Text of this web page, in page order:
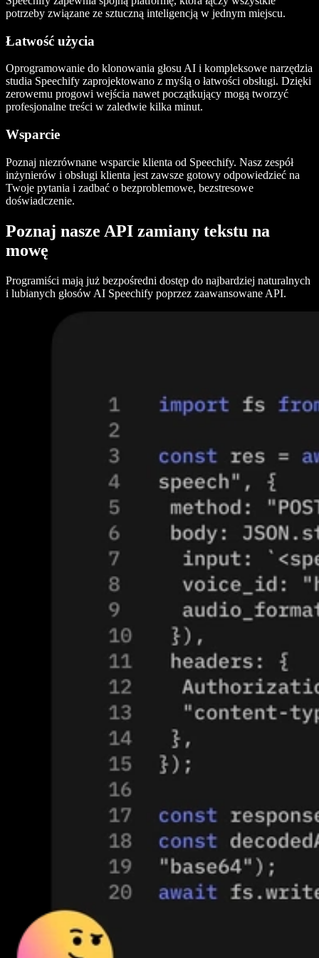
potrzeby związane ze sztuczną inteligencją w jednym miejscu.
Łatwość użycia
Oprogramowanie do klonowania głosu AI i kompleksowe narzędzia
studia Speechify zaprojektowano z myślą o łatwości obsługi. Dzięki
zerowemu progowi wejścia nawet początkujący mogą tworzyć
profesjonalne treści w zaledwie kilka minut.
Wsparcie
Poznaj niezrównane wsparcie klienta od Speechify. Nasz zespół
inżynierów i obsługi klienta jest zawsze gotowy odpowiedzieć na
Twoje pytania i zadbać o bezproblemowe, bezstresowe
doświadczenie.
Poznaj nasze API zamiany tekstu na
mowę
Programiści mają już bezpośredni dostęp do najbardziej naturalnych
i lubianych głosów AI Speechify poprzez zaawansowane API.